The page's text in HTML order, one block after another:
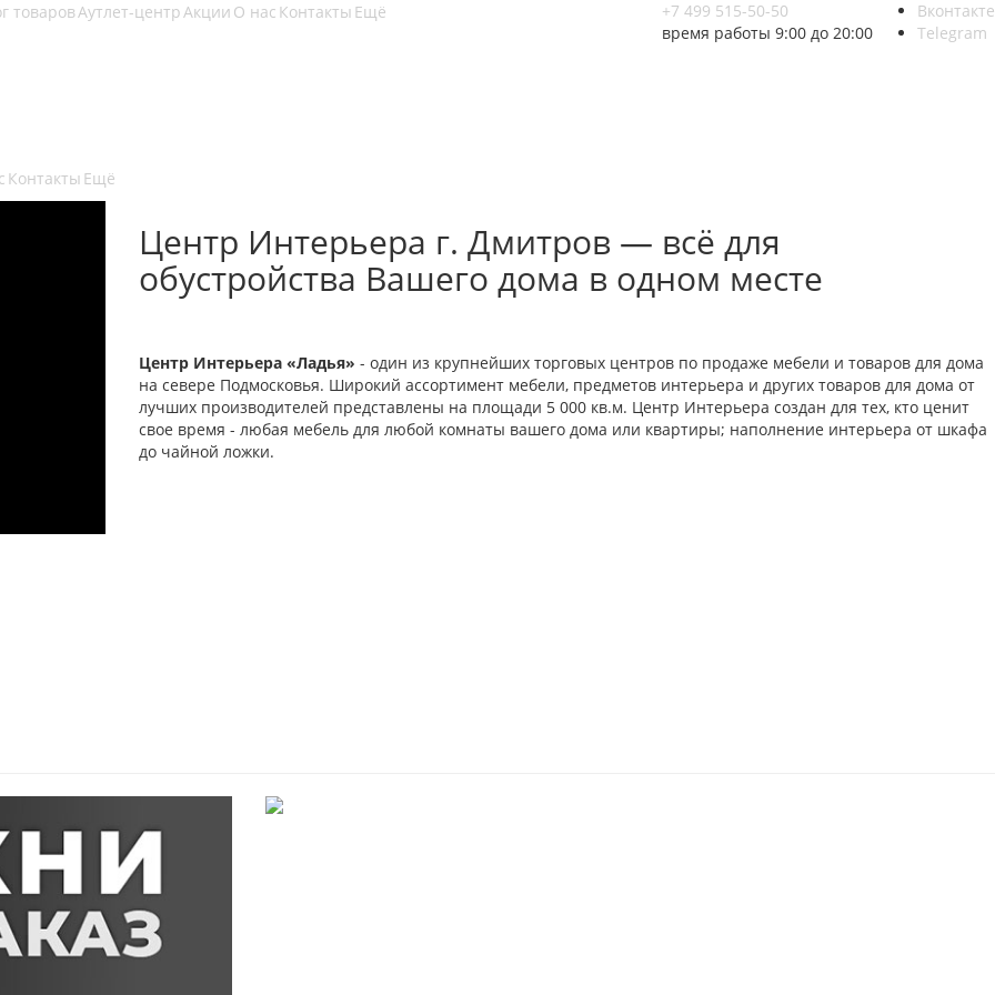
Вконтакте
Telegram
+7 499 515-50-50
время работы 9:00 до 20:00
товаровАутлет-центрАкции О нас Контакты Ещё
Контакты Ещё
Центр Интерьера г. Дмитров — всё для
обустройства Вашего дома в одном месте
Центр Интерьера «Ладья» - один из крупнейших торговых центров по продаже мебели и товаров для дома
на севере Подмосковья. Широкий ассортимент мебели, предметов интерьера и других товаров для дома от
лучших производителей представлены на площади 5 000 кв.м. Центр Интерьера создан для тех, кто ценит
свое время - любая мебель для любой комнаты вашего дома или квартиры; наполнение интерьера от шкафа
до чайной ложки.